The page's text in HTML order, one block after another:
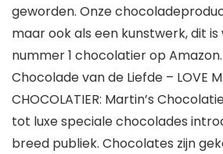
geworden. Onze
maar ook als een kunstwerk, dit
nummer 1 chocolatier op Amazon.
Chocolade van de Liefde – LOVE
CHOCOLATIER: Martin’s
tot luxe speciale chocolades
breed publiek. Chocolates zijn